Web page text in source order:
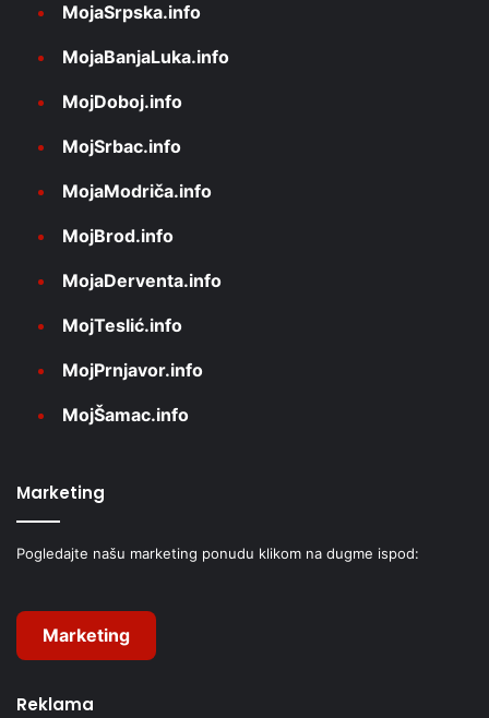
MojaSrpska.info
MojaBanjaLuka.info
MojDoboj.info
MojSrbac.info
MojaModriča.info
MojBrod.info
MojaDerventa.info
MojTeslić.info
MojPrnjavor.info
MojŠamac.info
Marketing
Pogledajte našu marketing ponudu klikom na dugme ispod:
Marketing
Reklama